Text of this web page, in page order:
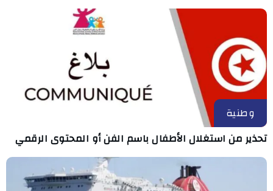
وطنية
تحذير من استغلال الأطفال باسم الفن أو المحتوى الرقمي